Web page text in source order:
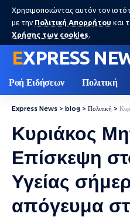
Χρησιμοποιώντας αυτόν τον
με την Πολιτική Απορρήτου και
Χρήσης των cookies.
EXPRESS
Ροή Ειδήσεων Πολιτική
Express News > blog > Πολιτική >
Κυριάκος
Επίσκεψη
Υγείας
απόγευμα